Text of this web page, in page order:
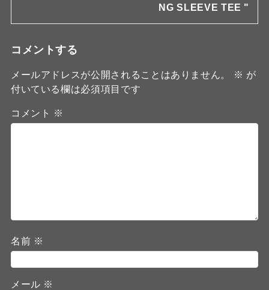
NG SLEEVE TEE "
コメントする
メールアドレスが公開されることはありません。 ※ が
付いている欄は必須項目です
コメント ※
名前 ※
メール ※